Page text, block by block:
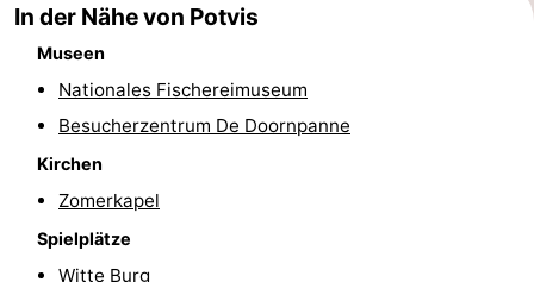
Spielplätze
-
Spielplätze
Minigolfplätze
Wellness-
Natur
In der Nähe von Potvis
Museen
Nationales Fischereimuseum
Besucherzentrum De Doornpanne
Kirchen
Zomerkapel
Spielplätze
Witte Burg